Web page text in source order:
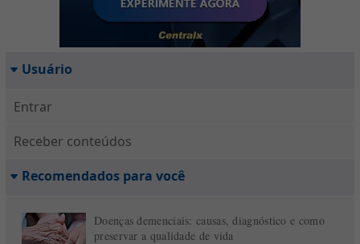
Usuário
Entrar
Receber conteúdos
Recomendados para você
Doenças demenciais: causas, diagnóstico e como
preservar a qualidade de vida